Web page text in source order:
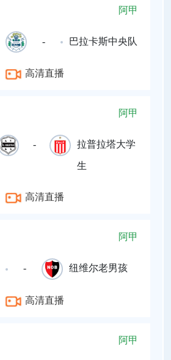
阿甲
- 巴拉卡斯中央队
高清直播
阿甲
- 拉普拉塔大学
生
高清直播
阿甲
- 纽维尔老男孩
高清直播
阿甲